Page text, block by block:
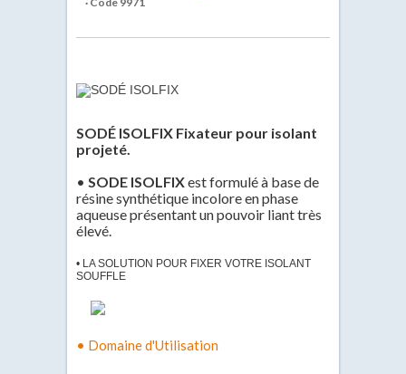
SODÉ ISOLFIX Fixateur pour isolant
projeté.
• SODE ISOLFIXest formulé à base de
résine synthétique incolore en phase
aqueuse présentant un pouvoir liant très
élevé.
• LA SOLUTION POUR FIXER VOTRE ISOLANT
SOUFFLE
• Domaine d'Utilisation